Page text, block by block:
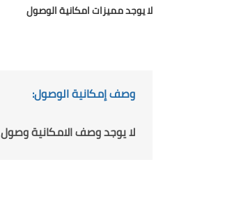
لا يوجد مميزات امكانية الوصول
وصف إمكانية الوصول:
لا يوجد وصف الامكانية وصول